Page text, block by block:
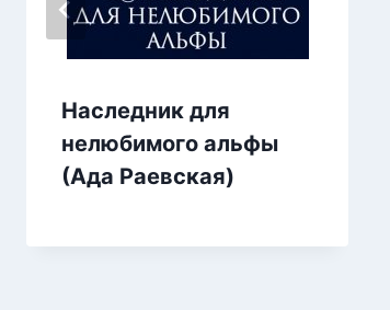
Наследник для
нелюбимого альфы
(Ада Раевская)